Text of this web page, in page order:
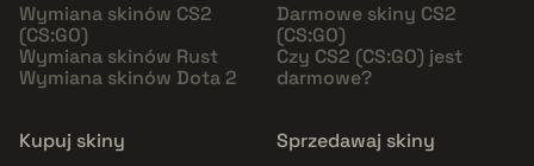
Wymiana skinów CS2
(CS:GO)
Wymiana skinów Rust
Wymiana skinów Dota 2
Darmowe skiny CS2
(CS:GO)
Czy CS2 (CS:GO) jest
darmowe?
Kupuj skiny
Sprzedawaj skiny